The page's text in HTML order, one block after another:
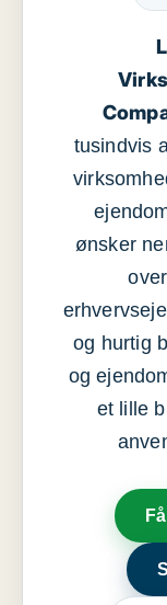
tusindvis
ønsker
og hurtig
og
et lille